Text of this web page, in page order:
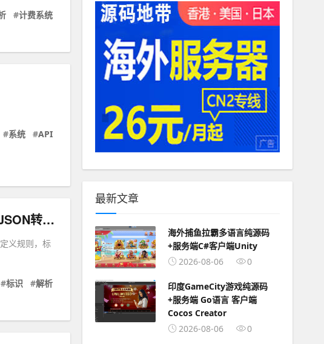
#计费系统
#系统 #API
支持自定义规则 标识或平台等 设置不同的解析线路的JSON转换源码
义规则，标
#标识 #解析
最新文章
海外捕鱼拉霸多语言纯源码
+服务端C#客户端Unity
2026-08-06
0
印度GameCity游戏纯源码
+服务端 Go语言 客户端
Cocos Creator
2026-08-06
0